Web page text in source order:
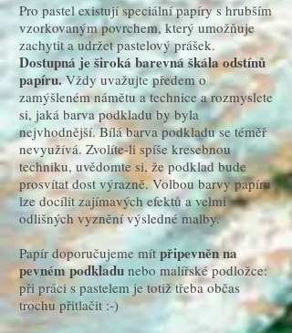
Pro pastel existují speciální papíry s hrubším
vzorkovaným povrchem, který umožňuje
zachytit a udržet pastelový prášek.
Dostupná je široká barevná škála odstínů
papíru.Vždy uvažujte předem o
zamýšleném námětu a technice a rozmyslete
si, jaká barva podkladu by byla
nejvhodnější. Bílá barva podkladu se téměř
nevyužívá. Zvolíte-li spíše kresebnou
techniku, uvědomte si, že podklad bude
prosvítat dost výrazně. Volbou barvy papíru
lze docílit zajímavých efektů a velmi
odlišných vyznění výsledné malby.
Papír doporučujeme mít připevněn na
pevném podkladu nebo malířské podložce:
při práci s pastelem je totiž třeba občas
trochu přitlačit :-)